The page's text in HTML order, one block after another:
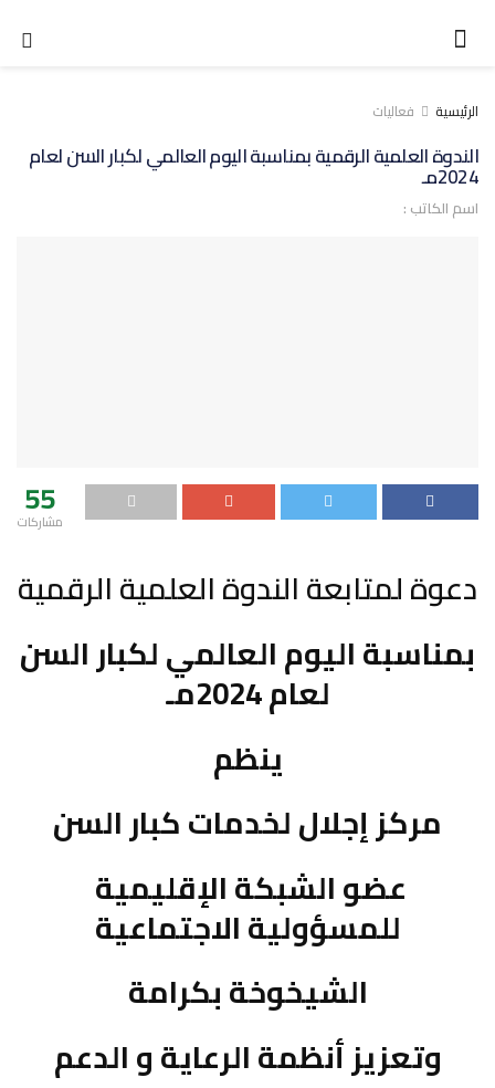
الرئيسية فعاليات
الندوة العلمية الرقمية بمناسبة اليوم العالمي لكبار السن لعام
2024مـ
اسم الكاتب :
55
مشاركات
دعوة لمتابعة الندوة العلمية الرقمية
بمناسبة اليوم العالمي لكبار السن
لعام 2024مـ
ينظم
مركز إجلال لخدمات كبار السن
عضو الشبكة الإقليمية
للمسؤولية الاجتماعية
الشيخوخة بكرامة
وتعزيز أنظمة الرعاية و الدعم